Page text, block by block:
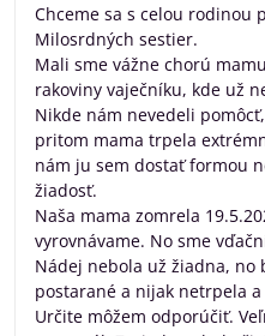
Chceme sa s celou rodinou
Milosrdných sestier.
Mali sme vážne chorú
rakoviny vaječníku, kde už
Nikde nám nevedeli
pritom mama trpela
nám ju sem dostať formou
žiadosť.
Naša mama zomrela
vyrovnávame. No sme
Nádej nebola už žiadna, no
postarané a nijak netrpela
Určite môžem odporúčiť.